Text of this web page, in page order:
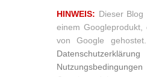
HINWEIS: Dieser Blog
einem
von Google
Nutzungsbedingungen